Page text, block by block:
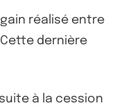
réalisé entre
Cette dernière
à la cession